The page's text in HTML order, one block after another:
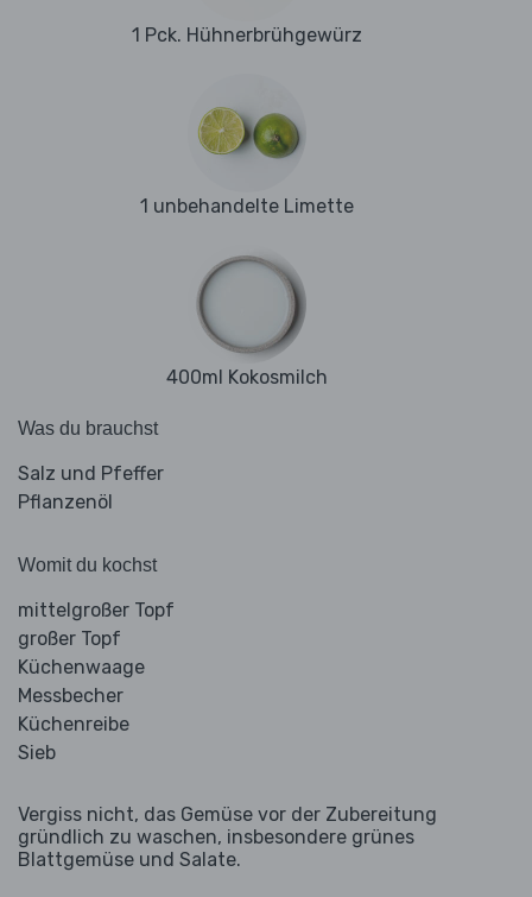
1 Pck. Hühnerbrühgewürz
1 unbehandelte Limette
400ml Kokosmilch
Was du brauchst
Salz und Pfeffer
Pflanzenöl
Womit du kochst
mittelgroßer Topf
großer Topf
Küchenwaage
Messbecher
Küchenreibe
Sieb
Vergiss nicht, das Gemüse vor der Zubereitung
gründlich zu waschen, insbesondere grünes
Blattgemüse und Salate.